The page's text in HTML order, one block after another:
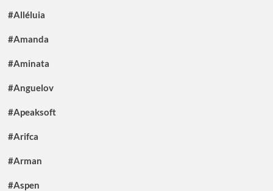
#Alléluia
#Amanda
#Aminata
#Anguelov
#Apeaksoft
#Arifca
#Arman
#Aspen